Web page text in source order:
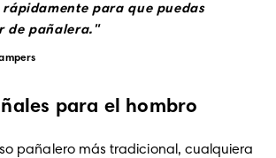
para que puedas
de pañalera.
para el hombro
pañalero más tradicional, cualquiera